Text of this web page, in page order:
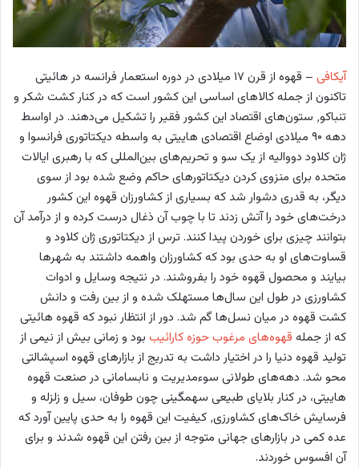
آیکافی
– قهوه از قرن ۱۷ میلادی در دوره استعمار فرانسه در هائیتی
تاکنون از جمله کالاهای اساسی این کشور است که در کنار کشت شکر و
تنباکو٬ ستون‌های اقتصاد این کشور فقیر را تشکیل می‌دهند. در اواسط
دهه ۹۰ میلادی اوضاع اقتصادی هاییتی به واسطه دیکتاتوری فرانسوا و
ژان کلاود دووالیه از یک سو و تحریم‌های بین‌المللی که با رهبری ایالات
متحده برای منزوی کردن دیکتاتورهای حاکم وضع شده بود از سوی
دیگر، به قدری دشوار شد که بسیاری از کشاورزان قهوه این کشور
درخت‌های خود را آتش زدند تا با چوب آن ذغال درست کرده و از درآمد آن
بتوانند چیزی برای خوردن پیدا کنند. ترس از دیکتاتوری ژان کلاود و
قساوت‌های او به حدی بود که کشاورزان واهمه داشتند به شهرها
بیایند و محصول قهوه خود را بفروشند. در نتیجه وسایل و ادوات
کشاورزی در طول این سال‌ها مستهلک شده و از بین رفت و دانش
کشت قهوه در میان نسل‌ها گم شد. دور از انتظار نبود که قهوه هائیتی
که از جمله قهوه‌های مرغوب حوزه کارائیب بود و زمانی بیش از نیمی از
تولید قهوه دنیا را در اختیار داشت به تدریج از بازارهای قهوه اسپشالتی
محو شد. دهه‌های طولانی سوءمدیریت و نابسامانی در صنعت قهوه
هاییتی، در کنار بلایای طبیعی سهمگینی چون طوفان، سیل و زلزله و
فرسایش خاک‌های کشاورزی٬ کیفیت این قهوه را به حدی پایین آورد که
عده کمی در بازارهای جهانی متوجه از بین رفتن این قهوه شدند و برای
آن افسوس خوردند.